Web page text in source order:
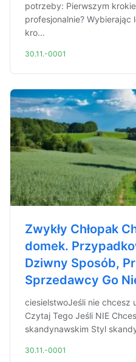
potrzeby: Pierwszym
profesjonalnie? Wybierając
kro...
30.11.-0001
Zwykły Chłopak
domek.
Dziwny Sposób,
Sprzedawcy Go
ciesielstwoJeśli nie chcesz
Czytaj Tego Jeśli NIE
skandynawskim Styl
30.11.-0001